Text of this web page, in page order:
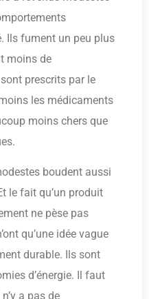
Ils fument un peu plus
moins de
prescrits par le
les médicaments
moins chers que
boudent aussi
le fait qu’un produit
ne pèse pas
qu’une idée vague
durable. Ils sont
d’énergie. Il faut
a pas de